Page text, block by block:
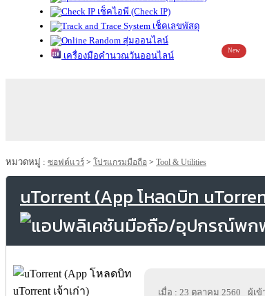
เช็คไอพี (Check IP)
เช็คเลขพัสดุ
สุ่มออนไลน์
เครื่องมือคำนวณวันออนไลน์
New
หมวดหมู่ : ซอฟต์แวร์ > โปรแกรมมือถือ > Tool & Utilities
uTorrent (App โหลดบิท
เมื่อ : 23 ตุลาคม 2560 ผู้เข้